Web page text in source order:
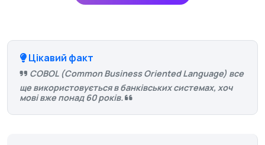
Цікавий факт
COBOL (Common Business Oriented Language) все
ще використовується в банківських системах, хоч
мові вже понад 60 років.